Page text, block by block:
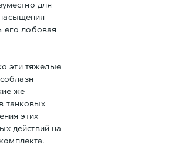
для
его лобовая
эти тяжелые
же
танковых
этих
действий на